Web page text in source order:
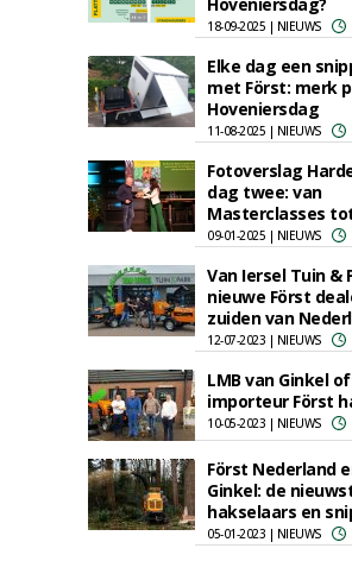
18-09-2025 | NIEUWS
Elke dag een
met Först: merk
Hoveniersdag
11-08-2025 | NIEUWS
Fotoverslag
dag twee: van
Masterclasses
09-01-2025 | NIEUWS
Van Iersel Tuin &
nieuwe Först
zuiden van
12-07-2023 | NIEUWS
LMB van Ginkel
importeur Först
10-05-2023 | NIEUWS
Först Nederland
Ginkel: de
hakselaars en
05-01-2023 | NIEUWS